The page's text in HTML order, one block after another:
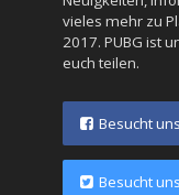
vieles mehr zu
2017. PUBG ist
euch teilen.
Besucht
Besucht